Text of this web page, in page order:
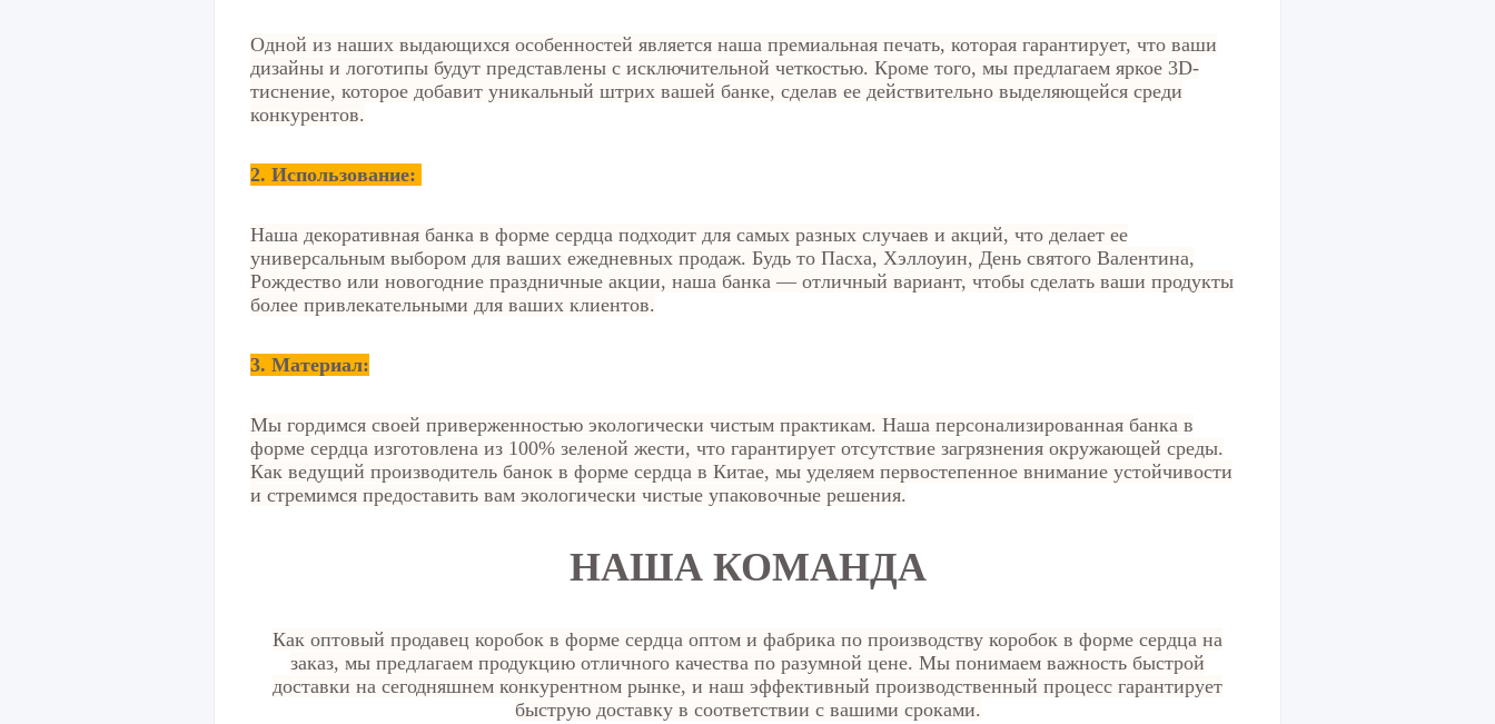
Одной из наших выдающихся особенностей является наша премиальная печать, которая гарантирует, что ваши
дизайны и логотипы будут представлены с исключительной четкостью. Кроме того, мы предлагаем яркое 3D-
тиснение, которое добавит уникальный штрих вашей банке, сделав ее действительно выделяющейся среди
конкурентов.
2. Использование:
Наша декоративная банка в форме сердца подходит для самых разных случаев и акций, что делает ее
универсальным выбором для ваших ежедневных продаж. Будь то Пасха, Хэллоуин, День святого Валентина,
Рождество или новогодние праздничные акции, наша банка — отличный вариант, чтобы сделать ваши продукты
более привлекательными для ваших клиентов.
3. Материал:
Мы гордимся своей приверженностью экологически чистым практикам. Наша персонализированная банка в
форме сердца изготовлена из 100% зеленой жести, что гарантирует отсутствие загрязнения окружающей среды.
Как ведущий производитель банок в форме сердца в Китае, мы уделяем первостепенное внимание устойчивости
и стремимся предоставить вам экологически чистые упаковочные решения.
НАША КОМАНДА
Как оптовый продавец коробок в форме сердца оптом и фабрика по производству коробок в форме сердца на
заказ, мы предлагаем продукцию отличного качества по разумной цене. Мы понимаем важность быстрой
доставки на сегодняшнем конкурентном рынке, и наш эффективный производственный процесс гарантирует
быструю доставку в соответствии с вашими сроками.